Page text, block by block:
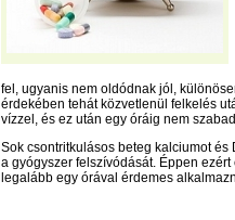
fel, ugyanis nem oldódnak jól,
érdekében tehát közvetlenül felkelés
vízzel, és ez után egy óráig nem
Sok csontritkulásos beteg kalciumot
a gyógyszer felszívódását. Éppen
legalább egy órával érdemes